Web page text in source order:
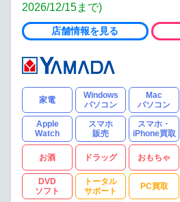
2026/12/15まで)
店舗情報を見る
家電
Windows
パソコン
Mac
パソコン
Apple
Watch
スマホ
販売
スマホ・
iPhone買取
お酒 ドラッグ おもちゃ
DVD
ソフト
トータル
サポート
PC買取